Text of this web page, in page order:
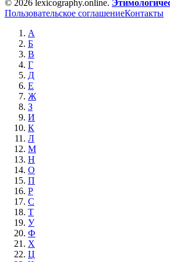
© 2026 lexicography.online.
Пользовательское соглашениеКонтакты
А
Б
В
Г
Д
Е
Ж
З
И
К
Л
М
Н
О
П
Р
С
Т
У
Ф
Х
Ц